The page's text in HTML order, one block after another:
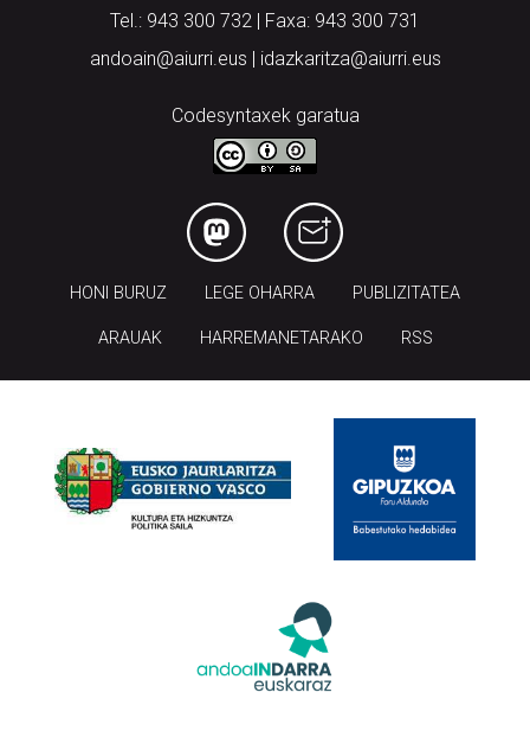
Tel.: 943 300 732 | Faxa: 943 300 731
andoain@aiurri.eus | idazkaritza@aiurri.eus
Codesyntaxek garatua
HONI BURUZ LEGE OHARRA PUBLIZITATEA
ARAUAK HARREMANETARAKO RSS